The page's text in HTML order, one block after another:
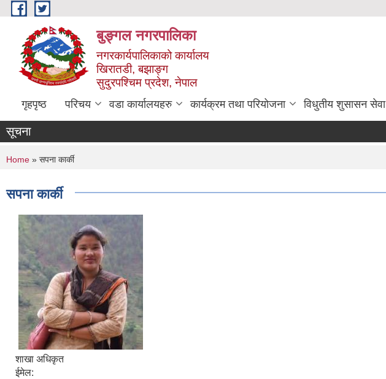
Skip to main content
बुङ्गल नगरपालिका
नगरकार्यपालिकाको कार्यालय
खिरातडी, बझाङ्ग
सुदुरपश्चिम प्रदेश, नेपाल
गृहपृष्ठ परिचय वडा कार्यालयहरु कार्यक्रम तथा परियोजना विधुतीय शुसासन सेवा
सूचना
You are here
Home » सपना कार्की
सपना कार्की
शाखा अधिकृत
ईमेल: